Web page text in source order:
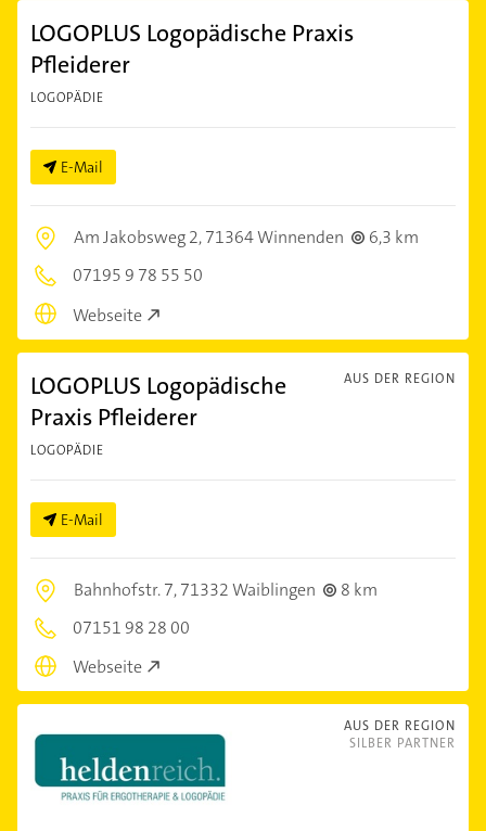
LOGOPLUS Logopädische Praxis
Pfleiderer
LOGOPÄDIE
E-Mail
Am Jakobsweg 2,71364 Winnenden
6,3 km
07195 9 78 55 50
Webseite
AUS DER REGION
LOGOPLUS Logopädische
Praxis Pfleiderer
LOGOPÄDIE
E-Mail
Bahnhofstr. 7,71332 Waiblingen
8 km
07151 98 28 00
Webseite
AUS DER REGION
SILBER PARTNER